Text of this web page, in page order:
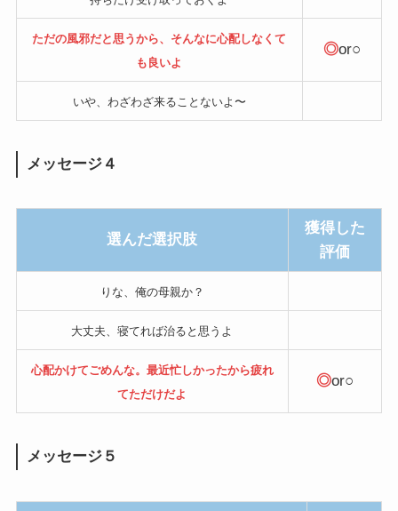
ただの風邪だと思うから、そんなに心配しなくて
も良いよ
◎or○
いや、わざわざ来ることないよ〜
メッセージ４
選んだ選択肢
獲得した
評価
りな、俺の母親か？
大丈夫、寝てれば治ると思うよ
心配かけてごめんな。最近忙しかったから疲れ
てただけだよ
◎or○
メッセージ５